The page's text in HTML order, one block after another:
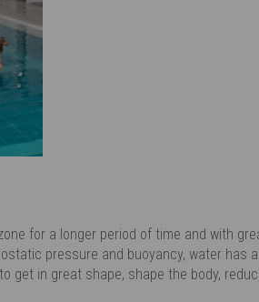
for a longer period of time and with
pressure and buoyancy, water
get in great shape, shape the body,